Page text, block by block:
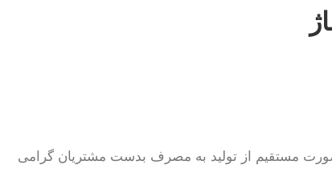
مستقیم از تولید به مصرف بدست مشتریان گرامی